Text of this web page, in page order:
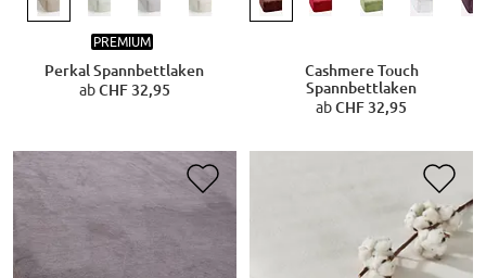
PREMIUM
Perkal Spannbettlaken
abCHF 32,95
Cashmere Touch
Spannbettlaken
abCHF 32,95